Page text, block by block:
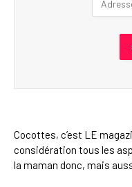
Cocottes, c’est LE
considération tous les
la maman donc, mais